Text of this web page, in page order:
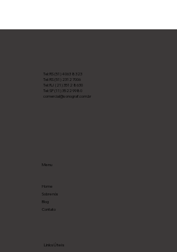
Tel: RS (51) 4063 8323
Tel: RS (51) 2312 7006
Tel: RJ (21) 3512 8630
Tel: SP (11) 3522 9980
comercial@sonograf.com.br
Menu
Home
Sobre nós
Blog
Contato
Links Úteis